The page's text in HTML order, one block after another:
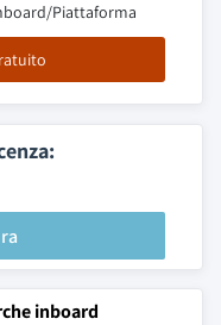
Piattaforma
inboard